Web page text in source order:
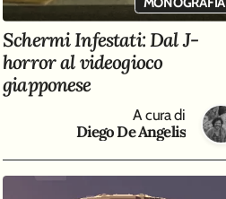
Schermi Infestati: Dal J-
horror al videogioco
giapponese
A cura di
Diego De Angelis